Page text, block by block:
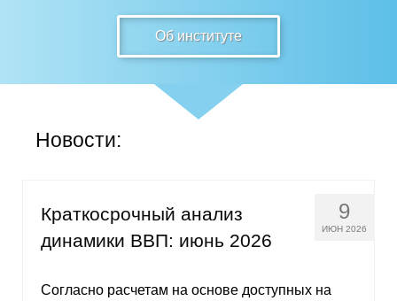
Выпуски
Редакционная этика
Информация для авторов
Общие требования
Об институте
Новости:
9
ИЮН 2026
Краткосрочный анализ
динамики ВВП: июнь 2026
Согласно расчетам на основе доступных на